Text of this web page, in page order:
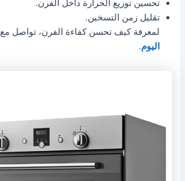
تحسين توزيع الحرارة داخل الفرن.
تقليل زمن التسخين.
لمعرفة كيف تحسن كفاءة الفرن، تواصل مع
اليوم.